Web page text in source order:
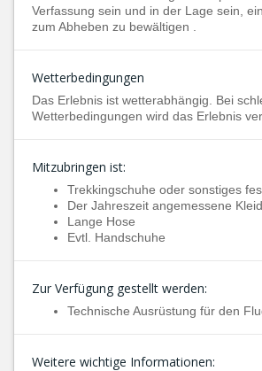
Verfassung sein und in der Lage sein,
zum Abheben zu bewältigen .
Wetterbedingungen
Das Erlebnis ist wetterabhängig. Bei
Wetterbedingungen wird das Erlebnis
Mitzubringen ist:
Trekkingschuhe oder sonstiges
Der Jahreszeit angemessene
Lange Hose
Evtl. Handschuhe
Zur Verfügung gestellt werden:
Technische Ausrüstung für den
Weitere wichtige Informationen: